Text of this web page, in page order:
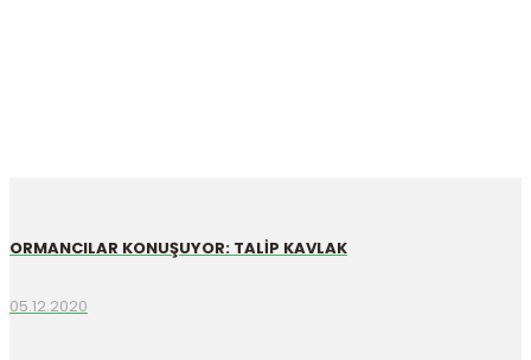
ORMANCILAR KONUŞUYOR: TALİP KAVLAK
05.12.2020